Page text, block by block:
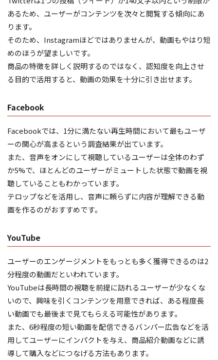
あるため、ユーザーがコンテンツを次々と閲覧する傾向にあ
ります。
そのため、Instagramほどではありませんが、動画もやはり短
めのほうが望ましいです。
商品の特徴を詳しく説明するのではなく、認知度を向上させ
る目的で活用すると、動画の効果を十分に引き出せます。
Facebook
Facebookでは、1分に満たない再生時間において最もユーザ
ーの関心が高まるという調査結果が出ています。
また、音声をオンにして視聴しているユーザーは全体のわず
か5%で、ほとんどのユーザーがミュートした状態で動画を視
聴していることもわかっています。
テロップなどを活用し、音声に頼らずに内容が理解できる動
画を作るのがおすすめです。
YouTube
ユーザーのエンゲージメントをもっとも多く獲得できるのは2
分程度の動画だといわれています。
YouTubeは長時間の視聴を前提に訪れるユーザーが少なくな
いので、興味を引くコンテンツを用意できれば、ある程度長
い動画でも最後まで見てもらえる可能性があります。
また、6秒程度の短い動画を配信できるバンパー広告などを活
用してユーザーにインパクトを与え、商品紹介動画などに誘
導して購入などにつなげる方法もあります。